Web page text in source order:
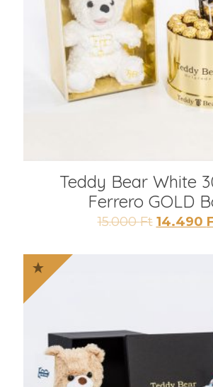
Teddy Bear White
Ferrero GOLD
15.000Ft Original
14.490